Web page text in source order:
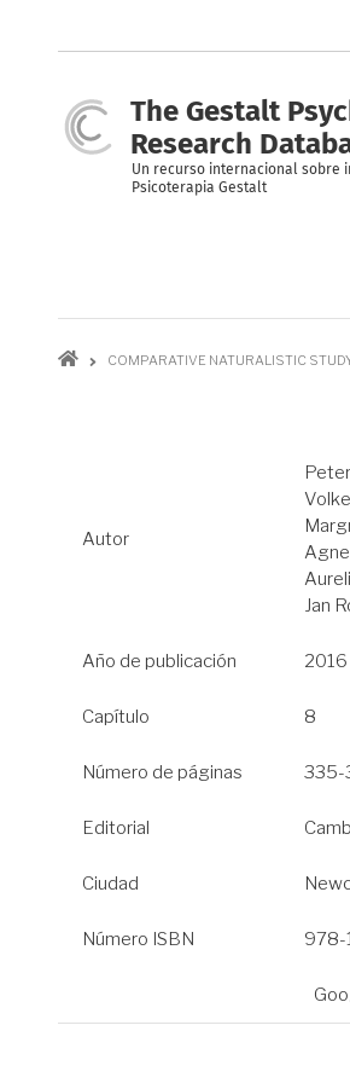
The Gestalt
Research
Un recurso internacional sobre
Psicoterapia Gestalt
RutaCOMPARATIVE NATURALISTIC
Autor
Jan
Año de publicación 2016
Capítulo 8
Número de páginas 335-
Editorial
Ciudad
Número ISBN 978-